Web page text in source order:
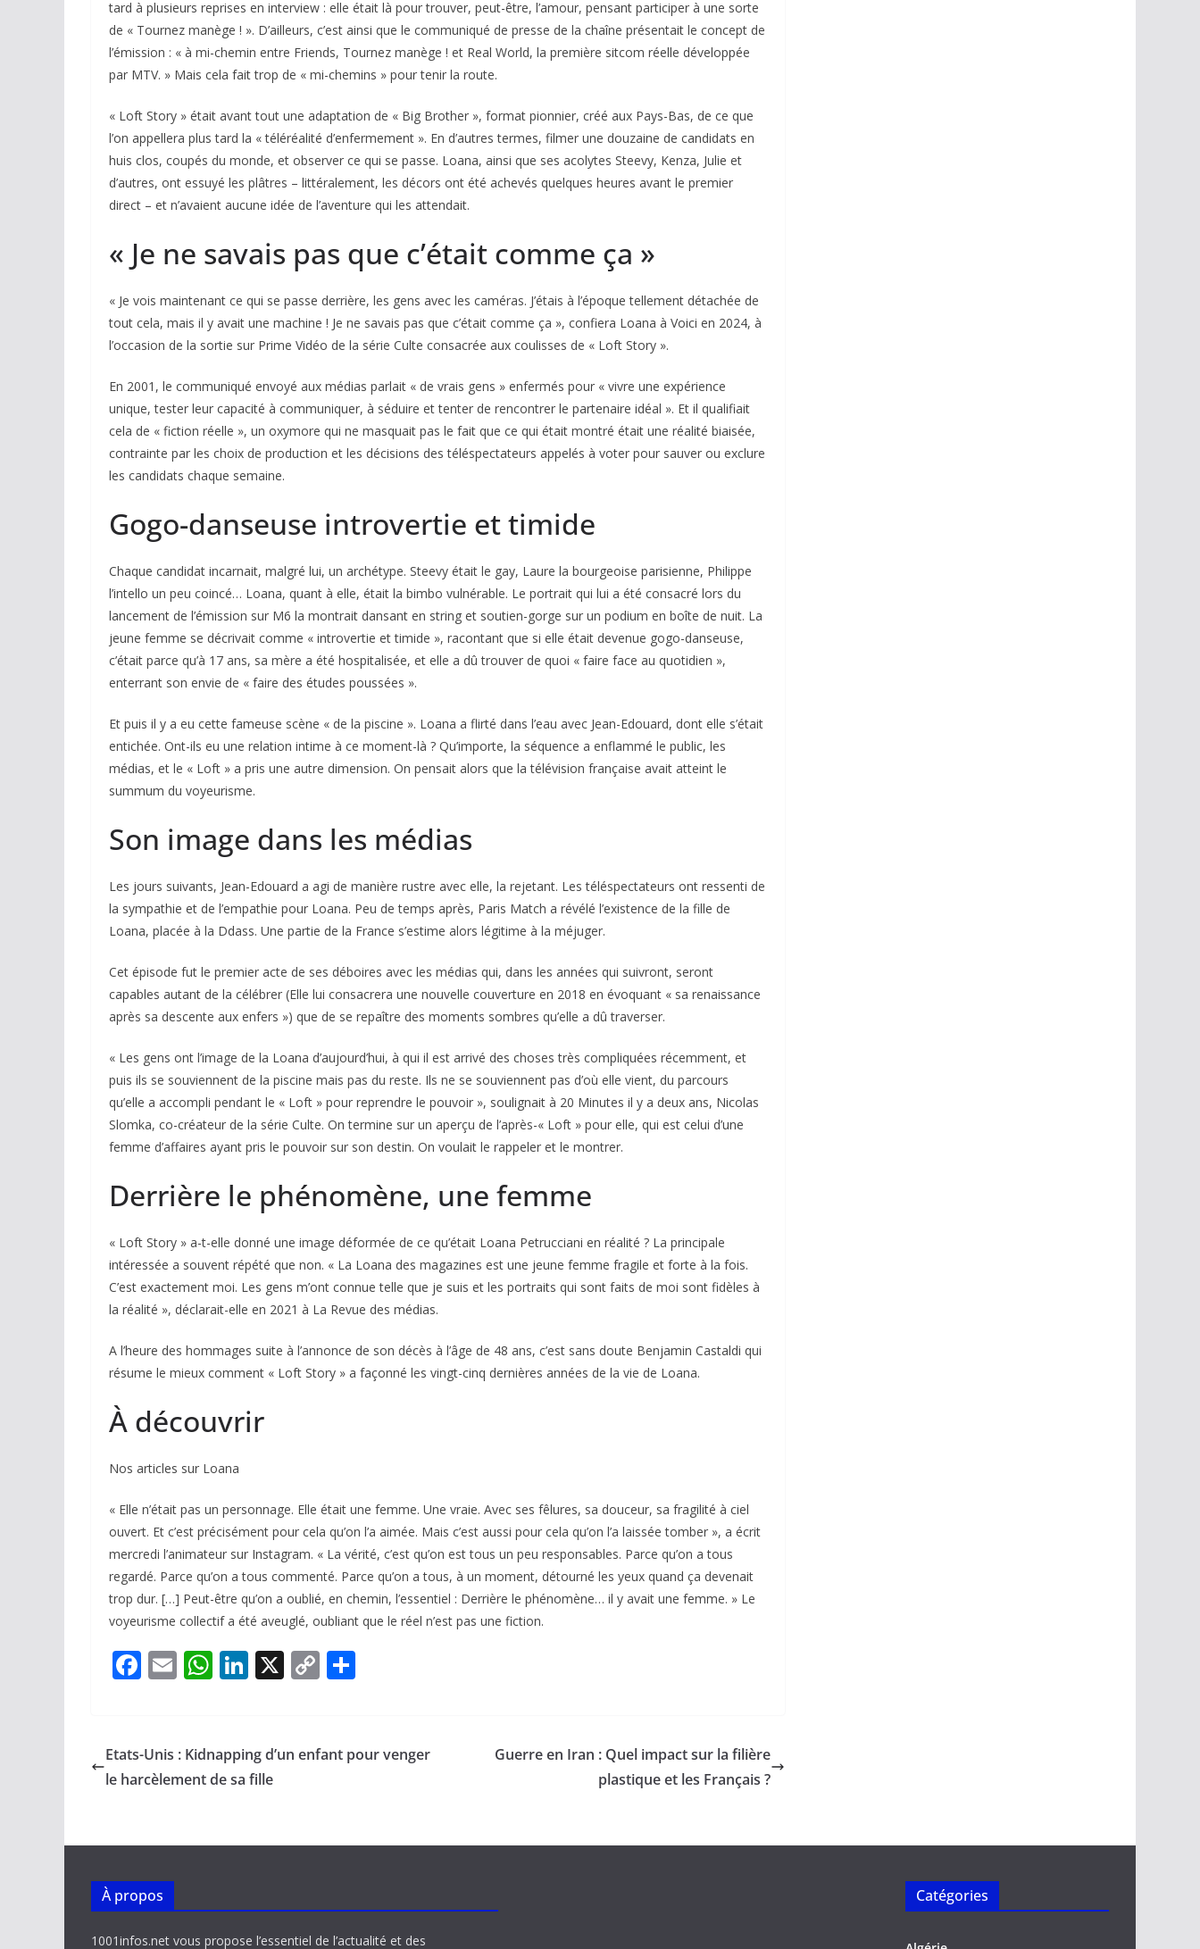
tard à plusieurs reprises en interview : elle était là pour trouver, peut-être, l’amour, pensant participer à une sorte
de « Tournez manège ! ». D’ailleurs, c’est ainsi que le communiqué de presse de la chaîne présentait le concept de
l’émission : « à mi-chemin entre Friends, Tournez manège ! et Real World, la première sitcom réelle développée
par MTV. » Mais cela fait trop de « mi-chemins » pour tenir la route.
« Loft Story » était avant tout une adaptation de « Big Brother », format pionnier, créé aux Pays-Bas, de ce que
l’on appellera plus tard la « téléréalité d’enfermement ». En d’autres termes, filmer une douzaine de candidats en
huis clos, coupés du monde, et observer ce qui se passe. Loana, ainsi que ses acolytes Steevy, Kenza, Julie et
d’autres, ont essuyé les plâtres – littéralement, les décors ont été achevés quelques heures avant le premier
direct – et n’avaient aucune idée de l’aventure qui les attendait.
« Je ne savais pas que c’était comme ça »
« Je vois maintenant ce qui se passe derrière, les gens avec les caméras. J’étais à l’époque tellement détachée de
tout cela, mais il y avait une machine ! Je ne savais pas que c’était comme ça », confiera Loana à Voici en 2024, à
l’occasion de la sortie sur Prime Vidéo de la série Culte consacrée aux coulisses de « Loft Story ».
En 2001, le communiqué envoyé aux médias parlait « de vrais gens » enfermés pour « vivre une expérience
unique, tester leur capacité à communiquer, à séduire et tenter de rencontrer le partenaire idéal ». Et il qualifiait
cela de « fiction réelle », un oxymore qui ne masquait pas le fait que ce qui était montré était une réalité biaisée,
contrainte par les choix de production et les décisions des téléspectateurs appelés à voter pour sauver ou exclure
les candidats chaque semaine.
Gogo-danseuse introvertie et timide
Chaque candidat incarnait, malgré lui, un archétype. Steevy était le gay, Laure la bourgeoise parisienne, Philippe
l’intello un peu coincé… Loana, quant à elle, était la bimbo vulnérable. Le portrait qui lui a été consacré lors du
lancement de l’émission sur M6 la montrait dansant en string et soutien-gorge sur un podium en boîte de nuit. La
jeune femme se décrivait comme « introvertie et timide », racontant que si elle était devenue gogo-danseuse,
c’était parce qu’à 17 ans, sa mère a été hospitalisée, et elle a dû trouver de quoi « faire face au quotidien »,
enterrant son envie de « faire des études poussées ».
Et puis il y a eu cette fameuse scène « de la piscine ». Loana a flirté dans l’eau avec Jean-Edouard, dont elle s’était
entichée. Ont-ils eu une relation intime à ce moment-là ? Qu’importe, la séquence a enflammé le public, les
médias, et le « Loft » a pris une autre dimension. On pensait alors que la télévision française avait atteint le
summum du voyeurisme.
Son image dans les médias
Les jours suivants, Jean-Edouard a agi de manière rustre avec elle, la rejetant. Les téléspectateurs ont ressenti de
la sympathie et de l’empathie pour Loana. Peu de temps après, Paris Match a révélé l’existence de la fille de
Loana, placée à la Ddass. Une partie de la France s’estime alors légitime à la méjuger.
Cet épisode fut le premier acte de ses déboires avec les médias qui, dans les années qui suivront, seront
capables autant de la célébrer (Elle lui consacrera une nouvelle couverture en 2018 en évoquant « sa renaissance
après sa descente aux enfers ») que de se repaître des moments sombres qu’elle a dû traverser.
« Les gens ont l’image de la Loana d’aujourd’hui, à qui il est arrivé des choses très compliquées récemment, et
puis ils se souviennent de la piscine mais pas du reste. Ils ne se souviennent pas d’où elle vient, du parcours
qu’elle a accompli pendant le « Loft » pour reprendre le pouvoir », soulignait à 20 Minutes il y a deux ans, Nicolas
Slomka, co-créateur de la série Culte. On termine sur un aperçu de l’après-« Loft » pour elle, qui est celui d’une
femme d’affaires ayant pris le pouvoir sur son destin. On voulait le rappeler et le montrer.
Derrière le phénomène, une femme
« Loft Story » a-t-elle donné une image déformée de ce qu’était Loana Petrucciani en réalité ? La principale
intéressée a souvent répété que non. « La Loana des magazines est une jeune femme fragile et forte à la fois.
C’est exactement moi. Les gens m’ont connue telle que je suis et les portraits qui sont faits de moi sont fidèles à
la réalité », déclarait-elle en 2021 à La Revue des médias.
A l’heure des hommages suite à l’annonce de son décès à l’âge de 48 ans, c’est sans doute Benjamin Castaldi qui
résume le mieux comment « Loft Story » a façonné les vingt-cinq dernières années de la vie de Loana.
À découvrir
Nos articles sur Loana
« Elle n’était pas un personnage. Elle était une femme. Une vraie. Avec ses fêlures, sa douceur, sa fragilité à ciel
ouvert. Et c’est précisément pour cela qu’on l’a aimée. Mais c’est aussi pour cela qu’on l’a laissée tomber », a écrit
mercredi l’animateur sur Instagram. « La vérité, c’est qu’on est tous un peu responsables. Parce qu’on a tous
regardé. Parce qu’on a tous commenté. Parce qu’on a tous, à un moment, détourné les yeux quand ça devenait
trop dur. […] Peut-être qu’on a oublié, en chemin, l’essentiel : Derrière le phénomène… il y avait une femme. » Le
voyeurisme collectif a été aveuglé, oubliant que le réel n’est pas une fiction.
F
b
o
k
E
l
W
s
A
p
Li
e
dI
X C
y
k
g
Etats-Unis : Kidnapping d’un enfant pour venger
le harcèlement de sa fille
Guerre en Iran : Quel impact sur la filière
plastique et les Français ?
À propos
1001infos.net vous propose l’essentiel de l’actualité et des
Catégories